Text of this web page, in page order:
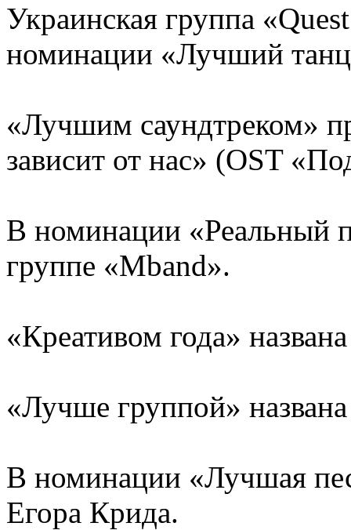
Украинская группа
номинации «Лучший
«Лучшим саундтреком»
зависит от нас» (OST
В номинации «Реальный
группе «Mband».
«Креативом года»
«Лучше группой»
В номинации «Лучшая
Егора Крида.